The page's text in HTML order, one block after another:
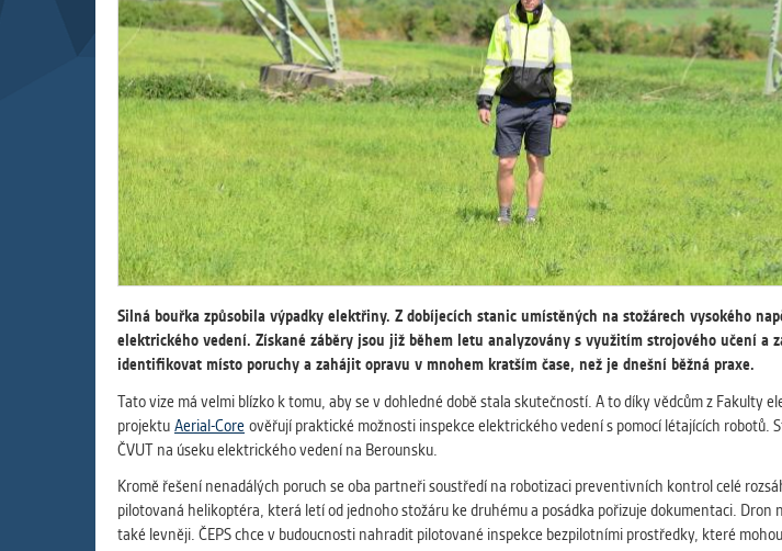
Slouží pro získávání anonymizovaných
pomáhají vylepšovat naše aplikace. Zpravidla
stran, které k těmto účelům využíváme.
MARKETINGOVÉ
Využívané za účelem zobrazení správných
Vašich preferencí. Zpravidla jde o cookies
analýzou uživatelského chování pomáhají.
OSTATNÍ
zůstala prázdná a všechny cookies byly
uvedených výše.
Silná bouřka způsobila výpadky elektřiny. Z dobíjecích stanic umístěných na stožárech vysokého
elektrického vedení. Získané záběry jsou již během letu analyzovány s využitím strojového učení
identifikovat místo poruchy a zahájit opravu v mnohem kratším čase, než je dnešní běžná praxe.
Tato vize má velmi blízko k tomu, aby se v dohledné době stala skutečností. A to díky vědcům z Fakulty
projektu Aerial-Core ověřují praktické možnosti inspekce elektrického vedení s pomocí létajících robotů.
ČVUT na úseku elektrického vedení na Berounsku.
Kromě řešení nenadálých poruch se oba partneři soustředí na robotizaci preventivních kontrol celé
pilotovaná helikoptéra, která letí od jednoho stožáru ke druhému a posádka pořizuje dokumentaci.
také levněji. ČEPS chce v budoucnosti nahradit pilotované inspekce bezpilotními prostředky, které